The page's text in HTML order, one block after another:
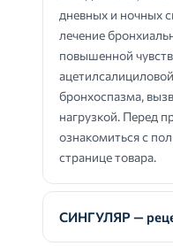
дневных и ночных
лечение
повышенной
бронхоспазма,
нагрузкой. Перед
ознакомиться с
странице товара.
СИНГУЛЯР —